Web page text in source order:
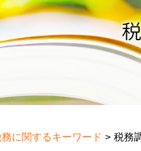
に関するキーワード > 税務